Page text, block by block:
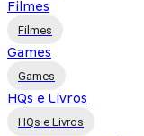
Filmes
Filmes
Games
Games
HQs e Livros
HQs e Livros